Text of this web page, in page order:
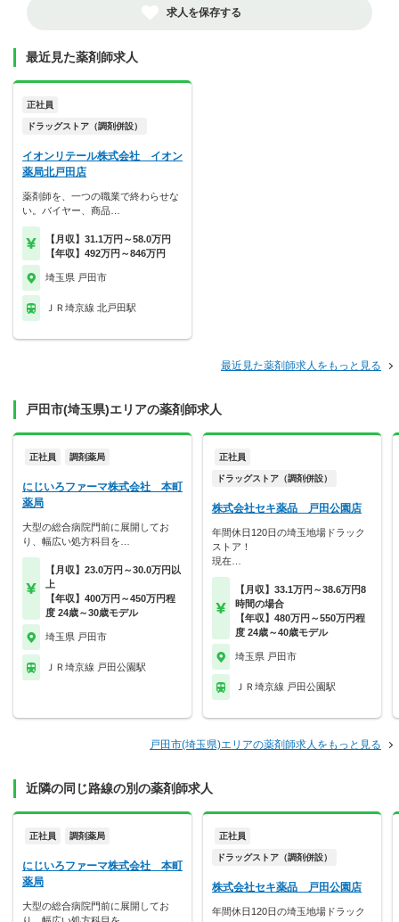
求人を保存する
最近見た薬剤師求人
正社員
ドラッグストア（調剤併設）
イオンリテール株式会社 イオン
薬局北戸田店
薬剤師を、一つの職業で終わらせな
い。バイヤー、商品…
【月収】31.1万円～58.0万円
【年収】492万円～846万円
埼玉県 戸田市
ＪＲ埼京線 北戸田駅
最近見た薬剤師求人をもっと見る
戸田市(埼玉県)エリアの薬剤師求人
正社員 調剤薬局
にじいろファーマ株式会社 本町
薬局
大型の総合病院門前に展開してお
り、幅広い処方科目を…
【月収】23.0万円～30.0万円以
上
【年収】400万円～450万円程
度 24歳～30歳モデル
埼玉県 戸田市
ＪＲ埼京線 戸田公園駅
正社員
ドラッグストア（調剤併設）
株式会社セキ薬品 戸田公園店
年間休日120日の埼玉地場ドラック
ストア！
現在…
【月収】33.1万円～38.6万円8
時間の場合
【年収】480万円～550万円程
度 24歳～40歳モデル
埼玉県 戸田市
ＪＲ埼京線 戸田公園駅
戸田市(埼玉県)エリアの薬剤師求人をもっと見る
近隣の同じ路線の別の薬剤師求人
正社員 調剤薬局
にじいろファーマ株式会社 本町
薬局
大型の総合病院門前に展開してお
正社員
ドラッグストア（調剤併設）
株式会社セキ薬品 戸田公園店
年間休日120日の埼玉地場ドラック